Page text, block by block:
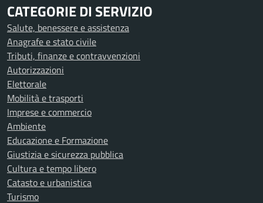
CATEGORIE DI SERVIZIO
Salute, benessere e assistenza
Anagrafe e stato civile
Tributi, finanze e contravvenzioni
Autorizzazioni
Elettorale
Mobilità e trasporti
Imprese e commercio
Ambiente
Educazione e Formazione
Giustizia e sicurezza pubblica
Cultura e tempo libero
Catasto e urbanistica
Turismo